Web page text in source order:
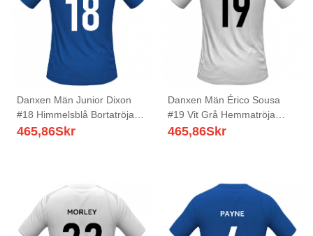
Danxen Män Junior Dixon
#18 Himmelsblå Bortatröja
Matchtröjor 2025/26 Tröjor
465,86Skr
Danxen Män Érico Sousa
#19 Vit Grå Hemmatröja
Matchtröjor 2025/26 Tröjor
465,86Skr